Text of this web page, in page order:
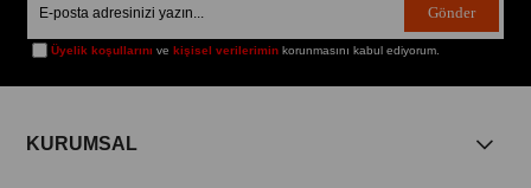
Gönder
Üyelik koşullarını vekişisel verilerimin korunmasını kabul ediyorum.
KURUMSAL